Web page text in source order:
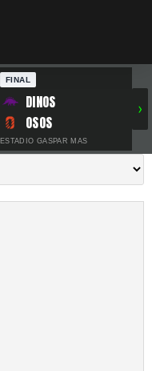
FINAL
DINOS
OSOS
ESTADIO GASPAR MAS
›